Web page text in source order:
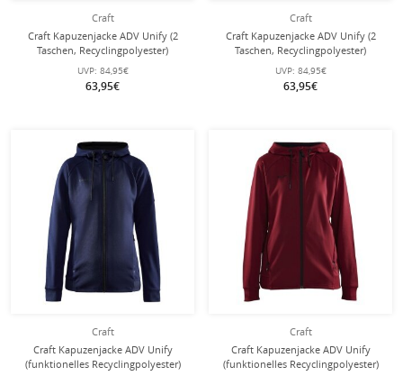
Craft
Craft Kapuzenjacke ADV Unify (2
Taschen, Recyclingpolyester)
bordeaux/rot Herren
UVP: 84,95€
63,95€
Craft
Craft Kapuzenjacke ADV Unify (2
Taschen, Recyclingpolyester)
tealblau Herren
UVP: 84,95€
63,95€
Craft
Craft Kapuzenjacke ADV Unify
(funktionelles Recyclingpolyester)
Craft
Craft Kapuzenjacke ADV Unify
(funktionelles Recyclingpolyester)